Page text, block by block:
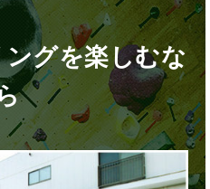
グを楽しむな